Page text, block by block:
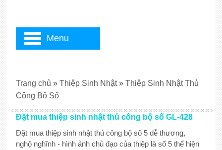
Đặt mua thiệp sinh nhật thủ công bộ số GL-428
Đặt mua thiệp sinh nhật thủ công bộ số 5 dễ thương,
nghộ nghĩnh - hình ảnh chủ đạo của thiệp là số 5 thể hiện
Trang chủ » Thiệp Sinh Nhật » Thiệp Sinh Nhật Thủ
Công Bộ Số
Menu